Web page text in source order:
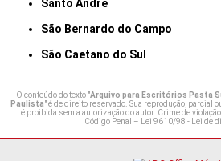
Santo André
São Bernardo do Campo
São Caetano do Sul
O conteúdo do texto "Arquivo para Escritórios Pasta
Paulista" é de direito reservado. Sua reprodução, parcial
é proibida sem a autorização do autor. Crime de
Código Penal – Lei 9610/98 - Lei de